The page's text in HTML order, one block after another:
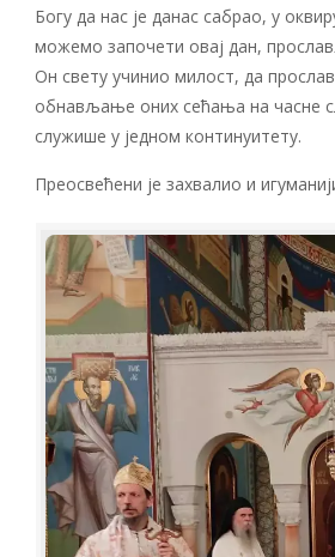
Богу да нас је данас сабрао, у
можемо започети овај дан,
Он свету учинио милост, да
обнављање оних сећања на часне
служише у једном континуитету.
Преосвећени је захвалио и